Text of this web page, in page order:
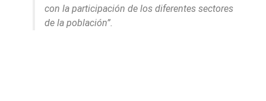
con la participación de los diferentes sectores
de la población”.